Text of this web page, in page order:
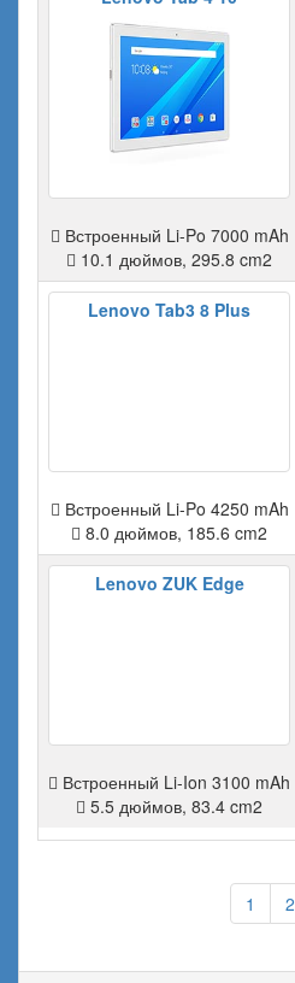
Встроенный Li-Po 7000 mAh
10.1 дюймов, 295.8 cm2
Lenovo Tab3 8 Plus
Встроенный Li-Po 4250 mAh
8.0 дюймов, 185.6 cm2
Lenovo ZUK Edge
Встроенный Li-Ion 3100 mAh
5.5 дюймов, 83.4 cm2
1 2